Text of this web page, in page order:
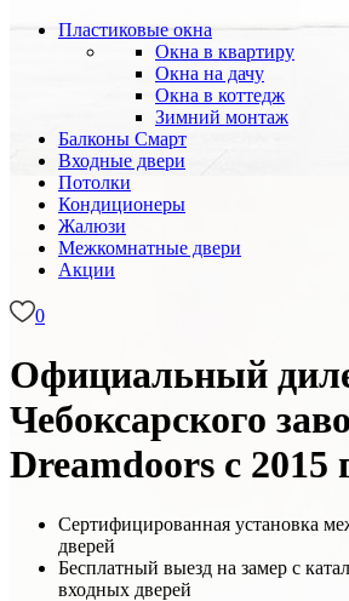
Пластиковые окна
Окна в квартиру
Окна на дачу
Окна в коттедж
Зимний монтаж
Балконы Смарт
Входные двери
Потолки
Кондиционеры
Жалюзи
Межкомнатные двери
Акции
0
Официальный
Чебоксарского
Dreamdoors с 2015
Сертифицированная установка
дверей
Бесплатный выезд на замер с
входных дверей